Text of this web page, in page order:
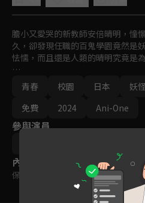
膽小又愛哭的新教師安倍晴明，憧
久，卻發現任職的百鬼學園竟然是
怯懦，而且還是人類的晴明究竟是
廢柴人類老師與妖怪學生們奇妙又
劇！開始上課！
青春
校園 日本 妖
免費
2024 Ani-One
參與演員
內容標籤
保護級